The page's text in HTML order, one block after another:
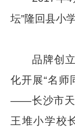
坛”隆回县小
品牌创立
化开展“名师
——长沙市天
王堆小学校